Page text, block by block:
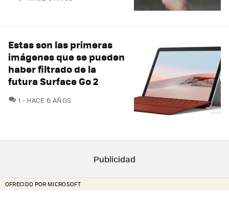
Estas son las primeras
imágenes que se pueden
haber filtrado de la
futura Surface Go 2
1 COMENTARIOS
HACE 6 AÑOS
OFRECIDO POR MICROSOFT